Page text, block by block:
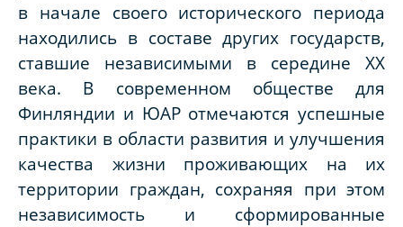
в начале своего исторического периода
находились в составе других государств,
ставшие независимыми в середине XX
века. В современном обществе для
Финляндии и ЮАР отмечаются успешные
практики в области развития и улучшения
качества жизни проживающих на их
территории граждан, сохраняя при этом
независимость и сформированные